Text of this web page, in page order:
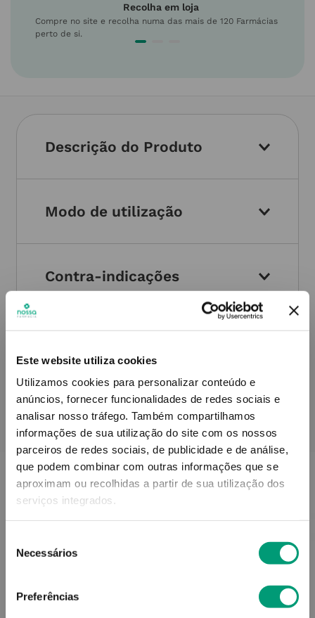
Este website utiliza cookies
Utilizamos cookies para personalizar conteúdo e
anúncios, fornecer funcionalidades de redes sociais e
analisar nosso tráfego. Também compartilhamos
informações de sua utilização do site com os nossos
parceiros de redes sociais, de publicidade e de análise,
que podem combinar com outras informações que se
aproximam ou recolhidas a partir de sua utilização dos
serviços integrados.
Necessários
Preferências
Recolha em loja
Compre no site e recolha numa das mais de 120 Farmácias
perto de si.
Descrição do Produto
Modo de utilização
Contra-indicações
PODERÁ TAMBÉM GOSTAR